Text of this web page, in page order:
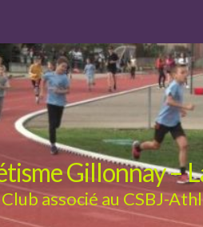
Gillonnay –
Club associé au CSBJ-